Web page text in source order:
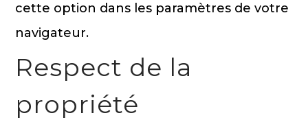
cette option dans les paramètres de votre
navigateur.
Respect de la
propriété